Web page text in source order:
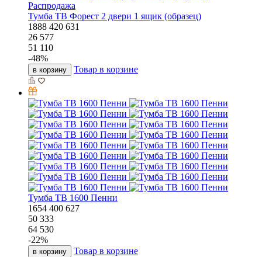
Распродажа
Тумба ТВ Форест 2 двери 1 ящик (образец)
1888 420 631
26 577
51 110
-48%
в корзину Товар в корзине
Тумба ТВ 1600 Пенни
1654 400 627
50 333
64 530
-22%
в корзину Товар в корзине